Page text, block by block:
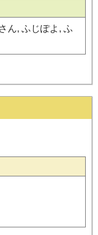
ん, ふじぽよ, ふ